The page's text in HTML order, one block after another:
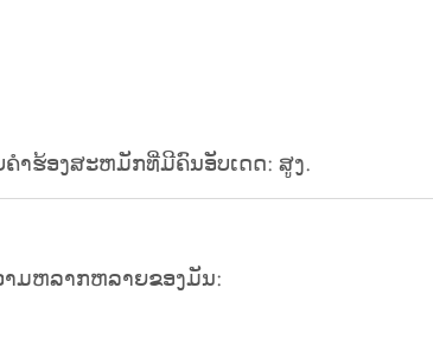
າຮ້ອງສະຫມັກທີ່ມີຄົນອັບເດດ: ສູງ.
າມຫລາກຫລາຍຂອງມັນ: